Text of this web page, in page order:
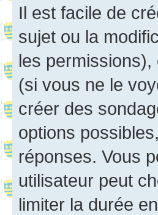
Il est facile de
sujet ou la
les
(si vous ne le
créer des
options
réponses. Vous
utilisateur peut
limiter la durée